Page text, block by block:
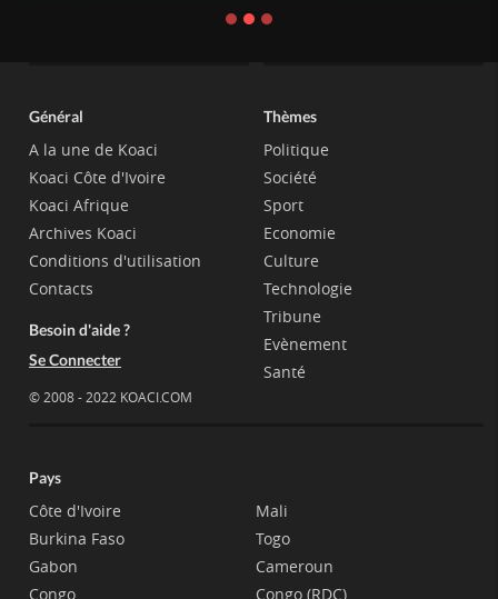
Général
A la une de Koaci
Koaci Côte d'Ivoire
Koaci Afrique
Archives Koaci
Conditions d'utilisation
Contacts
Besoin d'aide ?
Se Connecter
© 2008 - 2022 KOACI.COM
Thèmes
Politique
Société
Sport
Economie
Culture
Technologie
Tribune
Evènement
Santé
Pays
Côte d'Ivoire
Burkina Faso
Gabon
Congo
Mali
Togo
Cameroun
Congo (RDC)